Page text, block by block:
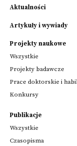
Aktualności
Artykuły i wywiady
Projekty naukowe
Wszystkie
Projekty badawcze
Prace doktorskie i
Konkursy
Publikacje
Wszystkie
Czasopisma